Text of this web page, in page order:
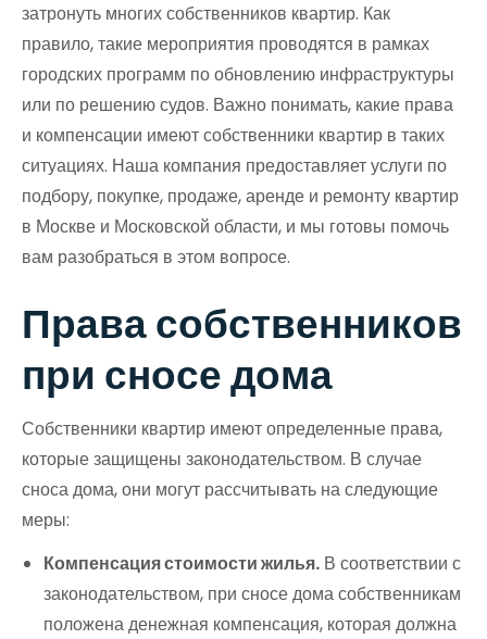
затронуть многих собственников квартир. Как
правило, такие мероприятия проводятся в рамках
городских программ по обновлению инфраструктуры
или по решению судов. Важно понимать, какие права
и компенсации имеют собственники квартир в таких
ситуациях. Наша компания предоставляет услуги по
подбору, покупке, продаже, аренде и ремонту квартир
в Москве и Московской области, и мы готовы помочь
вам разобраться в этом вопросе.
Права собственников
при сносе дома
Собственники квартир имеют определенные права,
которые защищены законодательством. В случае
сноса дома, они могут рассчитывать на следующие
меры:
Компенсация стоимости жилья. В соответствии с
законодательством, при сносе дома собственникам
положена денежная компенсация, которая должна